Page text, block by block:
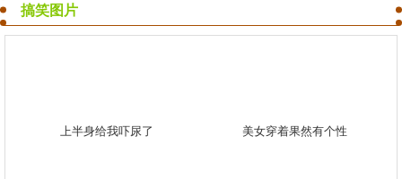
搞笑图片
上半身给我吓尿了 美女穿着果然有个性